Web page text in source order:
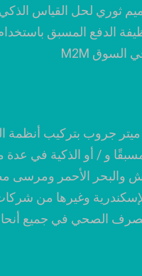
ثوري لحل القياس الذكي
الدفع المسبق
جروب بتركيب أنظمة
و / أو الذكية في عدة
الأحمر ومرسى
وغيرها من